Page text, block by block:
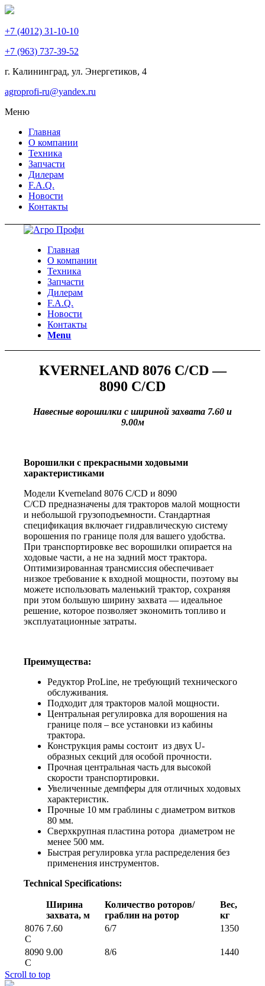
+7 (4012) 31-10-10
+7 (963) 737-39-52
г. Калининград, ул. Энергетиков, 4
agroprofi-ru@yandex.ru
Меню
Главная
О компании
Техника
Запчасти
Дилерам
F.A.Q.
Новости
Контакты
Главная
О компании
Техника
Запчасти
Дилерам
F.A.Q.
Новости
Контакты
Menu
KVERNELAND 8076 C/CD —
8090 C/CD
Навесные ворошилки с шириной захвата 7.60 и
9.00м
Ворошилки с прекрасными ходовыми
характеристиками
Модели Kverneland 8076 C/CD и 8090
C/CD предназначены для тракторов малой мощности
и небольшой грузоподъемности. Стандартная
спецификация включает гидравлическую систему
ворошения по границе поля для вашего удобства.
При транспортировке вес ворошилки опирается на
ходовые части, а не на задний мост трактора.
Оптимизированная трансмиссия обеспечивает
низкое требование к входной мощности, поэтому вы
можете использовать маленький трактор, сохраняя
при этом большую ширину захвата — идеальное
решение, которое позволяет экономить топливо и
эксплуатационные затраты.
Преимущества:
Редуктор ProLine, не требующий технического
обслуживания.
Подходит для тракторов малой мощности.
Центральная регулировка для ворошения на
границе поля – все установки из кабины
трактора.
Конструкция рамы состоит из двух U-
образных секций для особой прочности.
Прочная центральная часть для высокой
скорости транспортировки.
Увеличенные демпферы для отличных ходовых
характеристик.
Прочные 10 мм граблины с диаметром витков
80 мм.
Сверхкрупная пластина ротора диаметром не
менее 500 мм.
Быстрая регулировка угла распределения без
применения инструментов.
Technical Specifications:
Ширина
захвата, м
Количество роторов/
граблин на ротор
Вес,
кг
8076
C
7.60 6/7 1350
8090
C
9.00 8/6 1440
Scroll to top